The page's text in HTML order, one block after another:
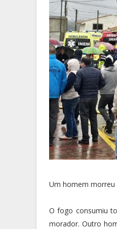
Um homem morreu
O fogo consumiu
morador. Outro